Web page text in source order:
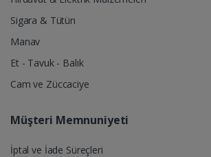
Sigara & Tütün
Manav
Et - Tavuk - Balık
Cam ve Züccaciye
Müşteri Memnuniyeti
İptal ve İade Süreçleri